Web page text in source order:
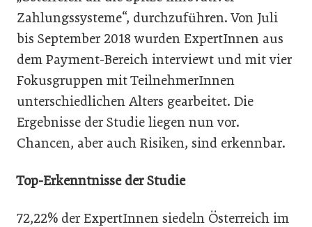
Zahlungssysteme“, durchzuführen. Von Juli
bis September 2018 wurden ExpertInnen aus
dem Payment-Bereich interviewt und mit vier
Fokusgruppen mit TeilnehmerInnen
unterschiedlichen Alters gearbeitet. Die
Ergebnisse der Studie liegen nun vor.
Chancen, aber auch Risiken, sind erkennbar.
Top-Erkenntnisse der Studie
72,22% der ExpertInnen siedeln Österreich im